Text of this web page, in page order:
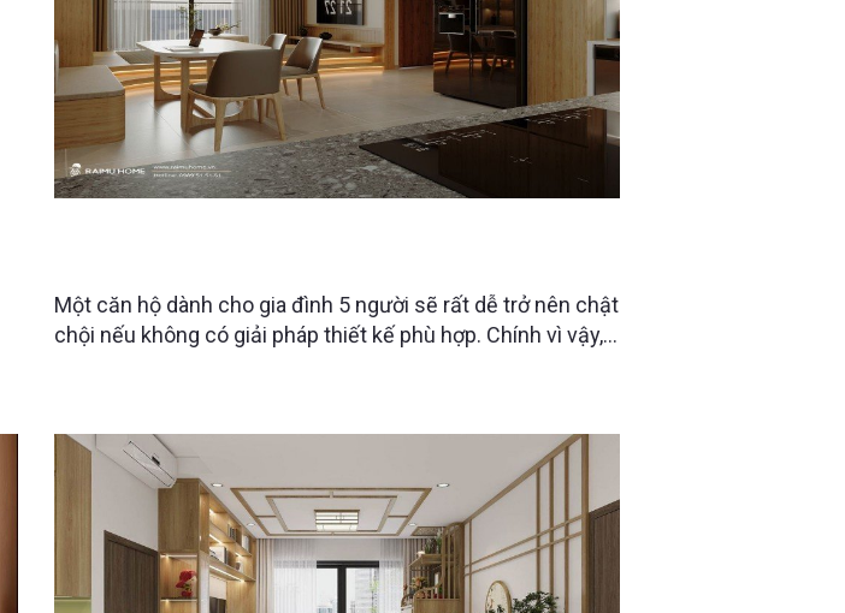
Một căn hộ dành cho gia đình 5 người sẽ rất dễ trở nên chật
chội nếu không có giải pháp thiết kế phù hợp. Chính vì vậy,